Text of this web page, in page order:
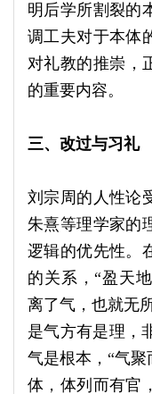
明后学所割裂的
调工夫对于本体
对礼教的推崇，
的重要内容。
三、改过与习礼
刘宗周的人性论
朱熹等理学家的
逻辑的优先性。
的关系，“盈天
离了气，也就无
是气方有是理，
气是根本，“气
体，体列而有官